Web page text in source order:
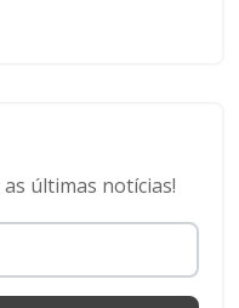
últimas notícias!